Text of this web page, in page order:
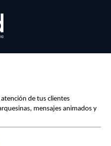
de tus clientes
mensajes animados y